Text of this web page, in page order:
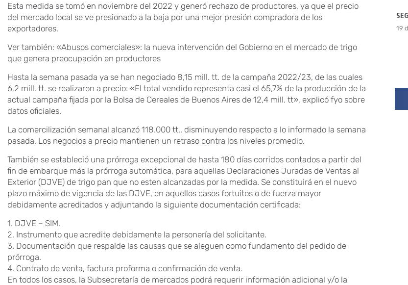
Esta medida se tomó en noviembre del 2022 y generó rechazo de productores, ya que el precio
del mercado local se ve presionado a la baja por una mejor presión compradora de los
exportadores.
Ver también: «Abusos comerciales»: la nueva intervención del Gobierno en el mercado de trigo
que genera preocupación en productores
Hasta la semana pasada ya se han negociado 8,15 mill. tt. de la campaña 2022/23, de las cuales
6,2 mill. tt. se realizaron a precio: «El total vendido representa casi el 65,7% de la producción de la
actual campaña fijada por la Bolsa de Cereales de Buenos Aires de 12,4 mill. tt», explicó fyo sobre
datos oficiales.
La comercilización semanal alcanzó 118.000 tt., disminuyendo respecto a lo informado la semana
pasada. Los negocios a precio mantienen un retraso contra los niveles promedio.
También se estableció una prórroga excepcional de hasta 180 días corridos contados a partir del
fin de embarque más la prórroga automática, para aquellas Declaraciones Juradas de Ventas al
Exterior (DJVE) de trigo pan que no esten alcanzadas por la medida. Se constituirá en el nuevo
plazo máximo de vigencia de las DJVE, en aquellos casos fortuitos o de fuerza mayor
debidamente acreditados y adjuntando la siguiente documentación certificada:
1. DJVE – SIM.
2. Instrumento que acredite debidamente la personería del solicitante.
3. Documentación que respalde las causas que se aleguen como fundamento del pedido de
prórroga.
4. Contrato de venta, factura proforma o confirmación de venta.
En todos los casos, la Subsecretaría de mercados podrá requerir información adicional y/o la
19